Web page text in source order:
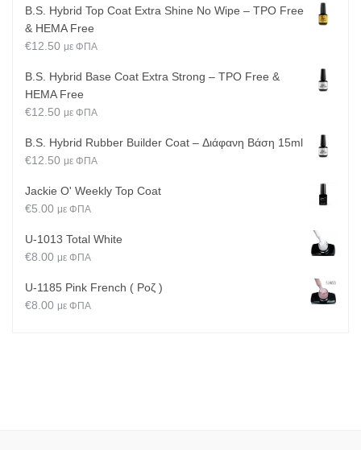
B.S. Hybrid Top Coat Extra Shine No Wipe – TPO Free
& HEMA Free
€12.50 με ΦΠΑ
B.S. Hybrid Base Coat Extra Strong – TPO Free &
HEMA Free
€12.50 με ΦΠΑ
B.S. Hybrid Rubber Builder Coat – Διάφανη Βάση 15ml
€12.50 με ΦΠΑ
Jackie O' Weekly Top Coat
€5.00 με ΦΠΑ
U-1013 Total White
€8.00 με ΦΠΑ
U-1185 Pink French ( Ροζ )
€8.00 με ΦΠΑ